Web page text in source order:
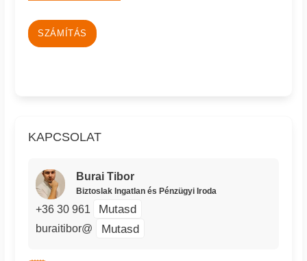
SZÁMÍTÁS
KAPCSOLAT
Burai Tibor
Biztoslak Ingatlan és Pénzügyi Iroda
+36 30 961 Mutasd
buraitibor@ Mutasd